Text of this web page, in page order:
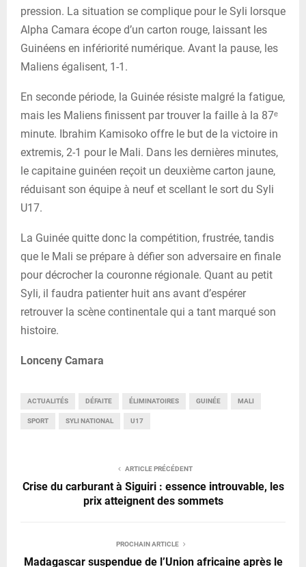
pression. La situation se complique pour le Syli lorsque
Alpha Camara écope d’un carton rouge, laissant les
Guinéens en infériorité numérique. Avant la pause, les
Maliens égalisent, 1-1.
En seconde période, la Guinée résiste malgré la fatigue,
mais les Maliens finissent par trouver la faille à la 87ᵉ
minute. Ibrahim Kamisoko offre le but de la victoire in
extremis, 2-1 pour le Mali. Dans les dernières minutes,
le capitaine guinéen reçoit un deuxième carton jaune,
réduisant son équipe à neuf et scellant le sort du Syli
U17.
La Guinée quitte donc la compétition, frustrée, tandis
que le Mali se prépare à défier son adversaire en finale
pour décrocher la couronne régionale. Quant au petit
Syli, il faudra patienter huit ans avant d’espérer
retrouver la scène continentale qui a tant marqué son
histoire.
Lonceny Camara
ACTUALITÉS DÉFAITE ÉLIMINATOIRES GUINÉE MALI
SPORT SYLI NATIONAL U17
ARTICLE PRÉCÉDENT
Crise du carburant à Siguiri : essence introuvable, les
prix atteignent des sommets
PROCHAIN ARTICLE
Madagascar suspendue de l’Union africaine après le